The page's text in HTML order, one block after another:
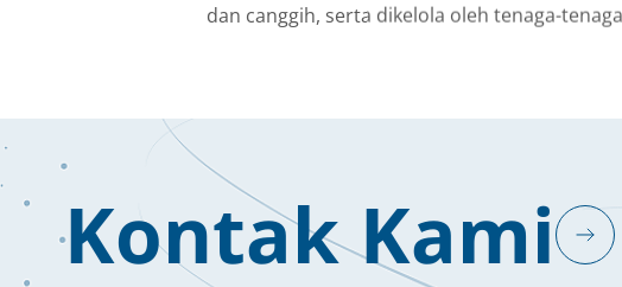
dan canggih, serta dikelola oleh tenaga-
Kontak Kami